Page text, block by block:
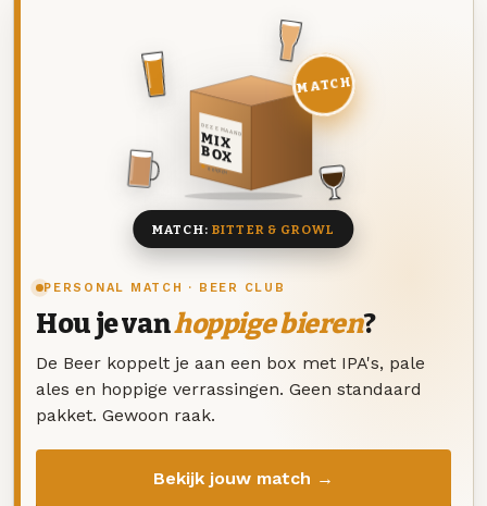
PERSONAL MATCH · BEER CLUB
Hou je vanhoppige bieren?
De Beer koppelt je aan een box met IPA's, pale
ales en hoppige verrassingen. Geen standaard
pakket. Gewoon raak.
Bekijk jouw match →
DEZE MAAND
MIX
BOX
8 BIEREN
MATCH
MATCH: BITTER & GROWL